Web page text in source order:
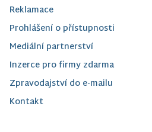
Reklamace
Prohlášení o přístupnosti
Mediální partnerství
Inzerce pro firmy zdarma
Zpravodajství do e-mailu
Kontakt